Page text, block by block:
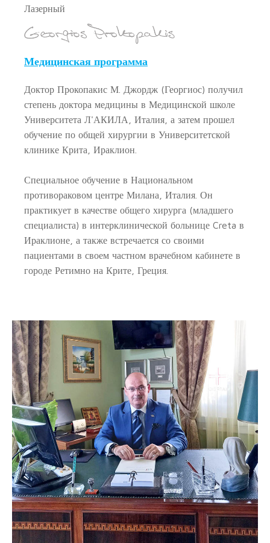
Лазерный
Медицинская программа
Доктор Прокопакис М. Джордж (Георгиос) получил
степень доктора медицины в Медицинской школе
Университета Л'АКИЛА, Италия, а затем прошел
обучение по общей хирургии в Университетской
клинике Крита, Ираклион.
Специальное обучение в Национальном
противораковом центре Милана, Италия. Он
практикует в качестве общего хирурга (младшего
специалиста) в интерклинической больнице Creta в
Ираклионе, а также встречается со своими
пациентами в своем частном врачебном кабинете в
городе Ретимно на Крите, Греция.